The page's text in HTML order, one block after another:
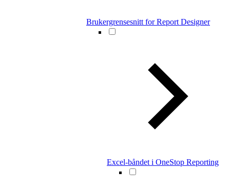
Brukergrensesnitt for Report Designer
Excel-båndet i OneStop Reporting